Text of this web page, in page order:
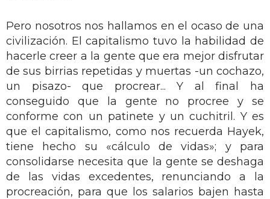
Pero nosotros nos hallamos en el ocaso de una
civilización. El capitalismo tuvo la habilidad de
hacerle creer a la gente que era mejor disfrutar
de sus birrias repetidas y muertas -un cochazo,
un pisazo- que procrear... Y al final ha
conseguido que la gente no procree y se
conforme con un patinete y un cuchitril. Y es
que el capitalismo, como nos recuerda Hayek,
tiene hecho su «cálculo de vidas»; y para
consolidarse necesita que la gente se deshaga
de las vidas excedentes, renunciando a la
procreación, para que los salarios bajen hasta